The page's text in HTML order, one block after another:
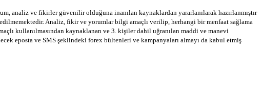
analiz ve fikirler güvenilir olduğuna inanılan kaynaklardan yararlanılarak hazırlanmıştır
Analiz, fikir ve yorumlar bilgi amaçlı verilip, herhangi bir menfaat sağlama
kullanılmasından kaynaklanan ve 3. kişiler dahil uğranılan maddi ve manevi
eposta ve SMS şeklindeki forex bültenleri ve kampanyaları almayı da kabul etmiş